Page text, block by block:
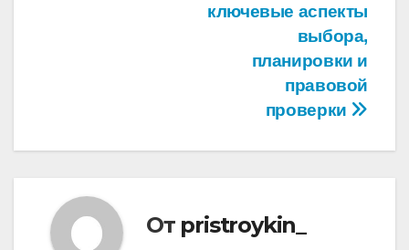
ключевые аспекты
выбора,
планировки и
правовой
проверки
От pristroykin_